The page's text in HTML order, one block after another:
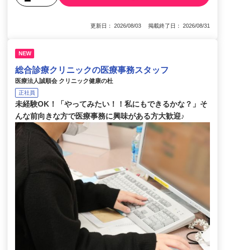
更新日： 2026/08/03 掲載終了日： 2026/08/31
NEW
総合診療クリニックの医療事務スタッフ
医療法人誠順会 クリニック健康の杜
正社員
未経験OK！「やってみたい！！私にもできるかな？」そ
んな前向きな方で医療事務に興味がある方大歓迎♪